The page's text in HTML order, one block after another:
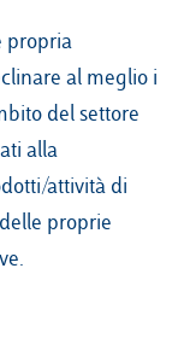
propria
al meglio i
del settore
alla
attività di
proprie